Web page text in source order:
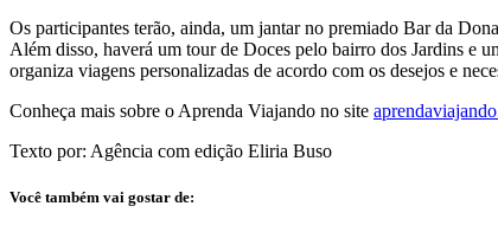
Os participantes terão, ainda, um jantar no premiado Bar da
Além disso, haverá um tour de Doces pelo bairro dos Jardins e
organiza viagens personalizadas de acordo com os desejos e
Conheça mais sobre o Aprenda Viajando no site
Texto por: Agência com edição Eliria Buso
Você também vai gostar de: